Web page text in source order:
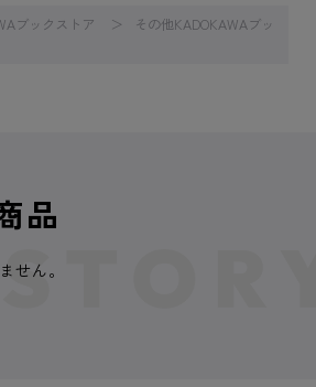
ブックストア
その他KADOKAWAブッ
品
せん。